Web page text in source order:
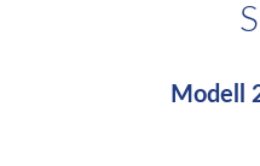
Modell